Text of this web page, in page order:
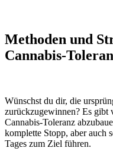
Methoden und
Cannabis-
Wünschst du dir, die
zurückzugewinnen? Es gibt
Cannabis-Toleranz
komplette Stopp, aber auch
Tages zum Ziel führen.